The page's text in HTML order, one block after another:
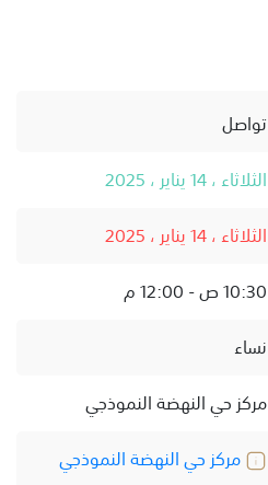
تواصل
الثلاثاء ، 14 يناير ، 2025
الثلاثاء ، 14 يناير ، 2025
10:30 ص - 12:00 م
نساء
مركز حي النهضة النموذجي
مركز حي النهضة النموذجي